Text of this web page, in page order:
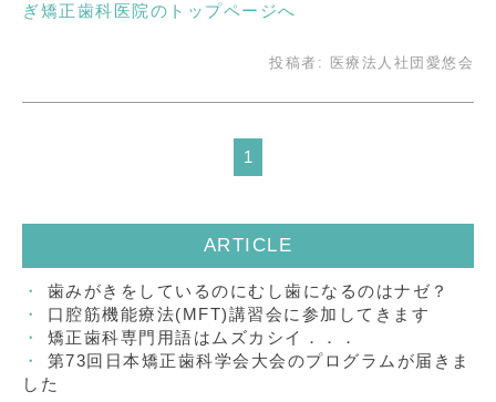
ぎ矯正歯科医院のトップページへ
投稿者: 医療法人社団愛悠会
1
ARTICLE
歯みがきをしているのにむし歯になるのはナゼ？
口腔筋機能療法(MFT)講習会に参加してきます
矯正歯科専門用語はムズカシイ．．．
第73回日本矯正歯科学会大会のプログラムが届きま
した